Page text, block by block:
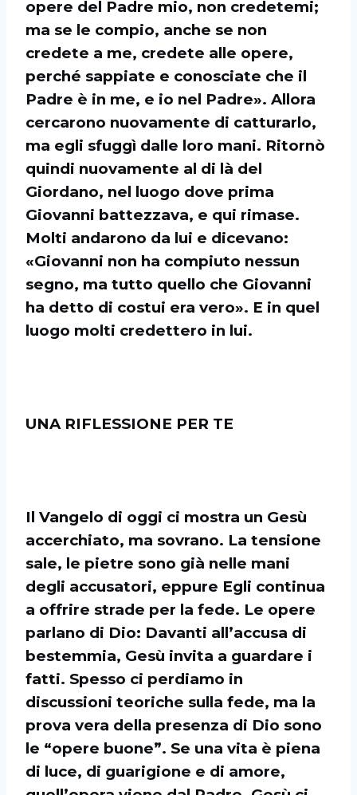
opere del Padre mio, non credetemi;
ma se le compio, anche se non
credete a me, credete alle opere,
perché sappiate e conosciate che il
Padre è in me, e io nel Padre». Allora
cercarono nuovamente di catturarlo,
ma egli sfuggì dalle loro mani. Ritornò
quindi nuovamente al di là del
Giordano, nel luogo dove prima
Giovanni battezzava, e qui rimase.
Molti andarono da lui e dicevano:
«Giovanni non ha compiuto nessun
segno, ma tutto quello che Giovanni
ha detto di costui era vero». E in quel
luogo molti credettero in lui.
UNA RIFLESSIONE PER TE
Il Vangelo di oggi ci mostra un Gesù
accerchiato, ma sovrano. La tensione
sale, le pietre sono già nelle mani
degli accusatori, eppure Egli continua
a offrire strade per la fede. Le opere
parlano di Dio: Davanti all’accusa di
bestemmia, Gesù invita a guardare i
fatti. Spesso ci perdiamo in
discussioni teoriche sulla fede, ma la
prova vera della presenza di Dio sono
le “opere buone”. Se una vita è piena
di luce, di guarigione e di amore,